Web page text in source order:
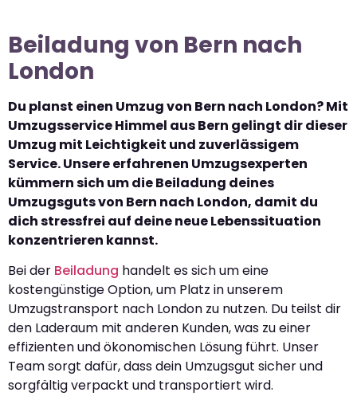
Beiladung von Bern nach
London
Du planst einen Umzug von Bern nach London? Mit
Umzugsservice Himmel aus Bern gelingt dir dieser
Umzug mit Leichtigkeit und zuverlässigem
Service. Unsere erfahrenen Umzugsexperten
kümmern sich um die Beiladung deines
Umzugsguts von Bern nach London, damit du
dich stressfrei auf deine neue Lebenssituation
konzentrieren kannst.
Bei der Beiladung handelt es sich um eine
kostengünstige Option, um Platz in unserem
Umzugstransport nach London zu nutzen. Du teilst dir
den Laderaum mit anderen Kunden, was zu einer
effizienten und ökonomischen Lösung führt. Unser
Team sorgt dafür, dass dein Umzugsgut sicher und
sorgfältig verpackt und transportiert wird.